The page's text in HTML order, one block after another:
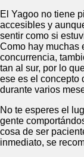
El Yagoo no tiene
accesibles y
sentir como si
Como hay muchas
concurrencia,
tan al sur, por lo
ese es el concepto
durante varios
No te esperes el
gente
cosa de ser
inmediato, se